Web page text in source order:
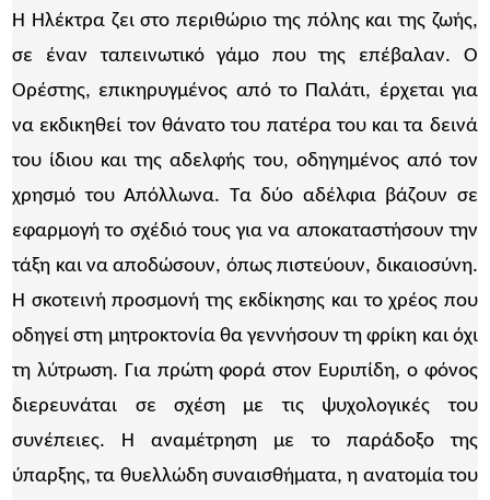
Η Ηλέκτρα ζει στο περιθώριο της πόλης και της ζωής,
σε έναν ταπεινωτικό γάμο που της επέβαλαν. Ο
Ορέστης, επικηρυγμένος από το Παλάτι, έρχεται για
να εκδικηθεί τον θάνατο του πατέρα του και τα δεινά
του ίδιου και της αδελφής του, οδηγημένος από τον
χρησμό του Απόλλωνα. Τα δύο αδέλφια βάζουν σε
εφαρμογή το σχέδιό τους για να αποκαταστήσουν την
τάξη και να αποδώσουν, όπως πιστεύουν, δικαιοσύνη.
Η σκοτεινή προσμονή της εκδίκησης και το χρέος που
οδηγεί στη μητροκτονία θα γεννήσουν τη φρίκη και όχι
τη λύτρωση. Για πρώτη φορά στον Ευριπίδη, ο φόνος
διερευνάται σε σχέση με τις ψυχολογικές του
συνέπειες. Η αναμέτρηση με το παράδοξο της
ύπαρξης, τα θυελλώδη συναισθήματα, η ανατομία του